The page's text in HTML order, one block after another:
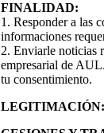
FINALIDAD:
1. Responder a las
informaciones
2. Enviarle noticias
empresarial de
tu consentimiento.
LEGITIMACIÓN: